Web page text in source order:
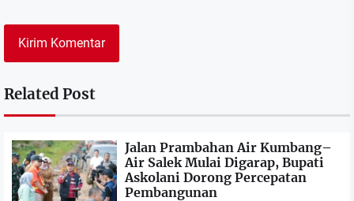
Related Post
Jalan Prambahan Air Kumbang–
Air Salek Mulai Digarap, Bupati
Askolani Dorong Percepatan
Pembangunan